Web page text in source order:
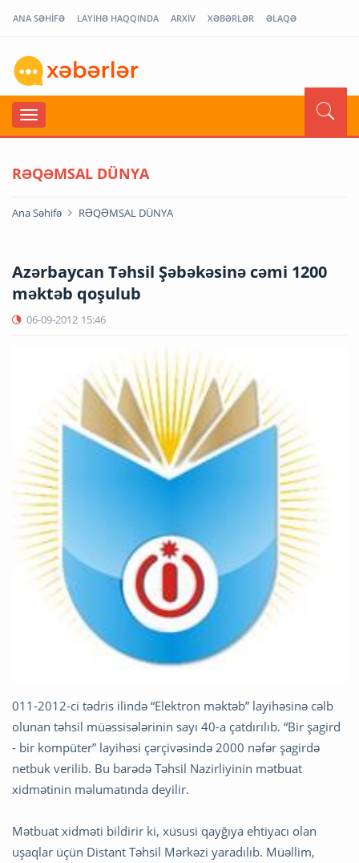
ANA SƏHİFƏ LAYİHƏ HAQQINDA ARXİV XƏBƏRLƏR ƏLAQƏ
RƏQƏMSAL DÜNYA
Ana Səhifə RƏQƏMSAL DÜNYA
Azərbaycan Təhsil Şəbəkəsinə cəmi 1200
məktəb qoşulub
06-09-2012 15:46
011-2012-ci tədris ilində “Elektron məktəb” layihəsinə cəlb
olunan təhsil müəssisələrinin sayı 40-a çatdırılıb. “Bir şagird
- bir kompüter” layihəsi çərçivəsində 2000 nəfər şagirdə
netbuk verilib. Bu barədə Təhsil Nazirliyinin mətbuat
xidmətinin məlumatında deyilir.
Mətbuat xidməti bildirir ki, xüsusi qayğıya ehtiyacı olan
uşaqlar üçün Distant Təhsil Mərkəzi yaradılıb. Müəllim,